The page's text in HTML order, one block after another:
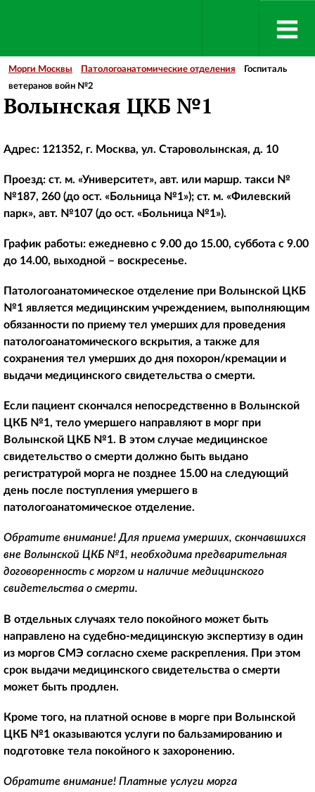
Морги Москвы Патологоанатомические отделения
Госпиталь
ветеранов войн №2
Волынская ЦКБ №1
Адрес: 121352, г. Москва, ул. Староволынская, д. 10
Проезд: ст. м. «Университет», авт. или маршр. такси №
№187, 260 (до ост. «Больница №1»); ст. м. «Филевский
парк», авт. №107 (до ост. «Больница №1»).
График работы: ежедневно с 9.00 до 15.00, суббота с 9.00
до 14.00, выходной – воскресенье.
Патологоанатомическое отделение при Волынской ЦКБ
№1 является медицинским учреждением, выполняющим
обязанности по приему тел умерших для проведения
патологоанатомического вскрытия, а также для
сохранения тел умерших до дня похорон/кремации и
выдачи медицинского свидетельства о смерти.
Если пациент скончался непосредственно в Волынской
ЦКБ №1, тело умершего направляют в морг при
Волынской ЦКБ №1. В этом случае медицинское
свидетельство о смерти должно быть выдано
регистратурой морга не позднее 15.00 на следующий
день после поступления умершего в
патологоанатомическое отделение.
Обратите внимание! Для приема умерших, скончавшихся
вне Волынской ЦКБ №1, необходима предварительная
договоренность с моргом и наличие медицинского
свидетельства о смерти.
В отдельных случаях тело покойного может быть
направлено на судебно-медицинскую экспертизу в один
из моргов СМЭ согласно схеме раскрепления. При этом
срок выдачи медицинского свидетельства о смерти
может быть продлен.
Кроме того, на платной основе в морге при Волынской
ЦКБ №1 оказываются услуги по бальзамированию и
подготовке тела покойного к захоронению.
Обратите внимание! Платные услуги морга